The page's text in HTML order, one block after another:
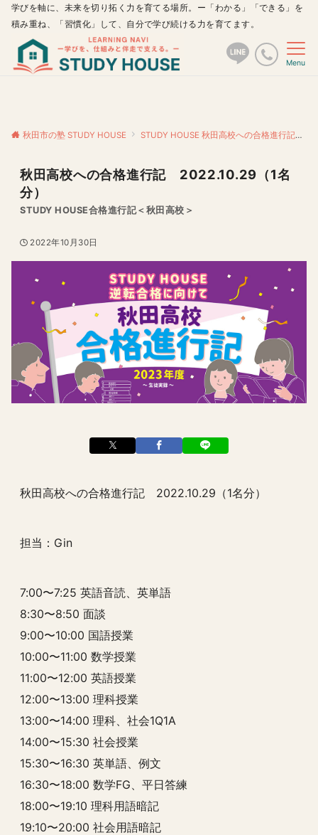
学びを軸に、未来を切り拓く力を育てる場所。ー「わかる」「できる」を
積み重ね、「習慣化」して、自分で学び続ける力を育てます。
Menu
秋田市の塾 STUDY HOUSE STUDY HOUSE 秋田高校への合格進行記
秋田高校への合格進行記 2022.10.29（1名
分）
STUDY HOUSE合格進行記＜秋田高校＞
2022年10月30日
秋田高校への合格進行記 2022.10.29（1名分）
担当：Gin
7:00〜7:25 英語音読、英単語
8:30〜8:50 面談
9:00〜10:00 国語授業
10:00〜11:00 数学授業
11:00〜12:00 英語授業
12:00〜13:00 理科授業
13:00〜14:00 理科、社会1Q1A
14:00〜15:30 社会授業
15:30〜16:30 英単語、例文
16:30〜18:00 数学FG、平日答練
18:00〜19:10 理科用語暗記
19:10〜20:00 社会用語暗記